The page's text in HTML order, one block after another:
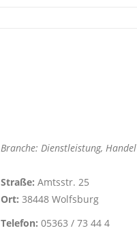
Branche: Dienstleistung, Handel
Straße: Amtsstr. 25
Ort: 38448 Wolfsburg
Telefon: 05363 / 73 44 4